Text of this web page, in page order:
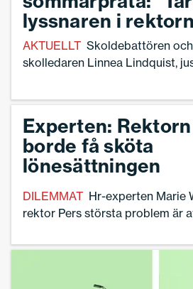
arbetsskador och långvarig
lyssnaren i
AKTUELLT Skoldebattören och
skolledaren Linnea Lindquist,
i Göteborg, blir en av
P1 Sommar. Hon kommer bjuda
på en genomgång av
genom en rektors vardagsliv.
Experten: Rektorn
borde få sköta
lönesättningen
DILEMMAT Hr-experten Marie
rektor Pers största problem är
Kommunens agerande är
lönesättningen för att kunna